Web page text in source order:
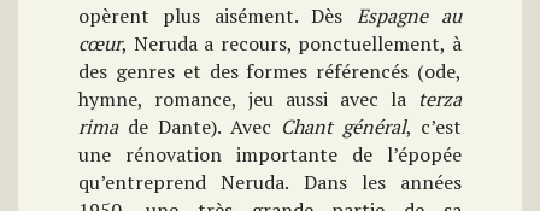
opèrent plus aisément. Dès Espagne au
cœur, Neruda a recours, ponctuellement, à
des genres et des formes référencés (ode,
hymne, romance, jeu aussi avec la terza
rimade Dante). Avec Chant général, c’est
une rénovation importante de l’épopée
qu’entreprend Neruda. Dans les années